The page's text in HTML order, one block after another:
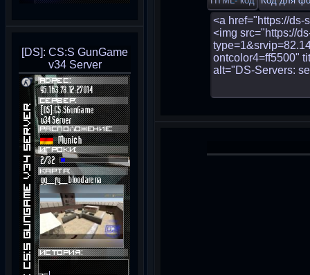
[DS]: CS:S GunGame
v34 Server